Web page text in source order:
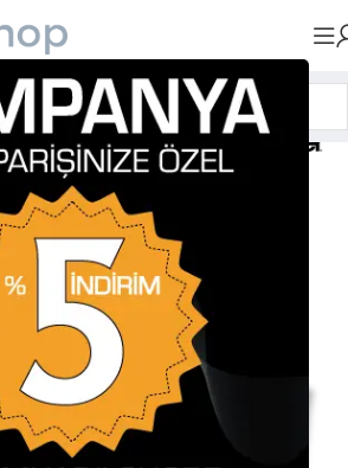
Tonerler